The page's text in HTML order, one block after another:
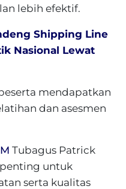
lebih efektif.
Shipping Line
Nasional Lewat
mendapatkan
dan asesmen
Tubagus Patrick
untuk
serta kualitas